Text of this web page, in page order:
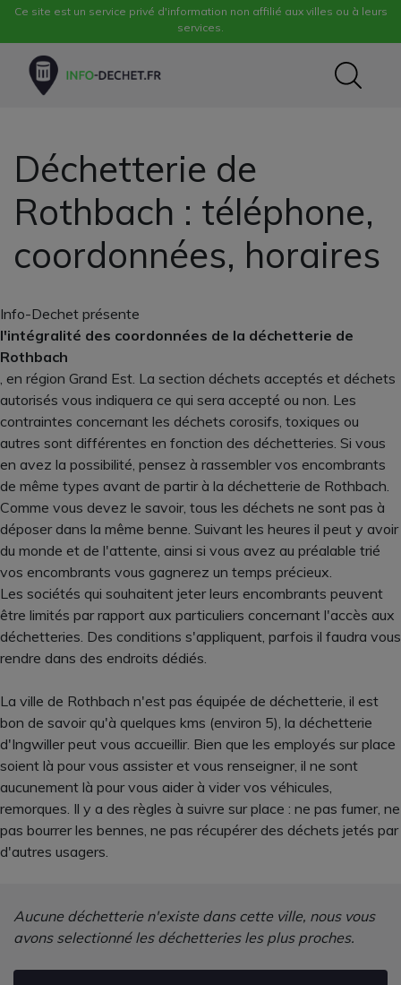
Ce site est un service privé d'information non affilié aux villes ou à leurs
services.
Déchetterie de
Rothbach : téléphone,
coordonnées, horaires
Info-Dechet présente
l'intégralité des coordonnées de la déchetterie de
Rothbach
, en région Grand Est. La section déchets acceptés et déchets
autorisés vous indiquera ce qui sera accepté ou non. Les
contraintes concernant les déchets corosifs, toxiques ou
autres sont différentes en fonction des déchetteries. Si vous
en avez la possibilité, pensez à rassembler vos encombrants
de même types avant de partir à la déchetterie de Rothbach.
Comme vous devez le savoir, tous les déchets ne sont pas à
déposer dans la même benne. Suivant les heures il peut y avoir
du monde et de l'attente, ainsi si vous avez au préalable trié
vos encombrants vous gagnerez un temps précieux.
Les sociétés qui souhaitent jeter leurs encombrants peuvent
être limités par rapport aux particuliers concernant l'accès aux
déchetteries. Des conditions s'appliquent, parfois il faudra vous
rendre dans des endroits dédiés.
La ville de Rothbach n'est pas équipée de déchetterie, il est
bon de savoir qu'à quelques kms (environ 5), la déchetterie
d'Ingwiller peut vous accueillir. Bien que les employés sur place
soient là pour vous assister et vous renseigner, il ne sont
aucunement là pour vous aider à vider vos véhicules,
remorques. Il y a des règles à suivre sur place : ne pas fumer, ne
pas bourrer les bennes, ne pas récupérer des déchets jetés par
d'autres usagers.
Aucune déchetterie n'existe dans cette ville, nous vous
avons selectionné les déchetteries les plus proches.